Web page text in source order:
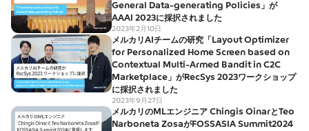
General Data-generating Policies」が
AAAI 2023に採択されました
2023年2月10日
メルカリAIチームの研究「Layout Optimizer
for Personalized Home Screen based on
Contextual Multi-Armed Bandit in C2C
Marketplace」がRecSys 2023ワークショップ
に採択されました
2023年9月27日
メルカリのMLエンジニア Chingis OinarとTeo
Narboneta ZosaがFOSSASIA Summit2024